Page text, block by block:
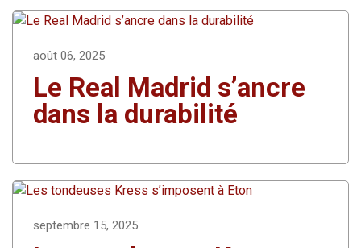
août 06, 2025
Le Real Madrid s’ancre
dans la durabilité
septembre 15, 2025